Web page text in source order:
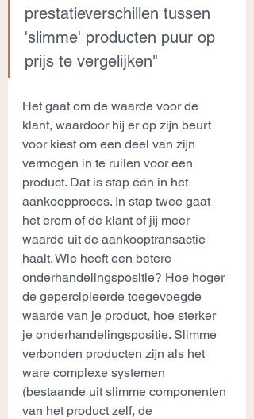
prestatieverschillen tussen
'slimme' producten puur op
prijs te vergelijken"
Het gaat om de waarde voor de
klant, waardoor hij er op zijn beurt
voor kiest om een deel van zijn
vermogen in te ruilen voor een
product. Dat is stap één in het
aankoopproces. In stap twee gaat
het erom of de klant of jij meer
waarde uit de aankooptransactie
haalt. Wie heeft een betere
onderhandelingspositie? Hoe hoger
de gepercipieerde toegevoegde
waarde van je product, hoe sterker
je onderhandelingspositie. Slimme
verbonden producten zijn als het
ware complexe systemen
(bestaande uit slimme componenten
van het product zelf, de